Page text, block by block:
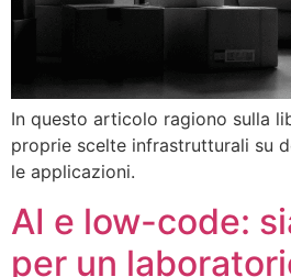
In questo articolo ragiono sulla
proprie scelte infrastrutturali su
le applicazioni.
AI e low-code:
per un